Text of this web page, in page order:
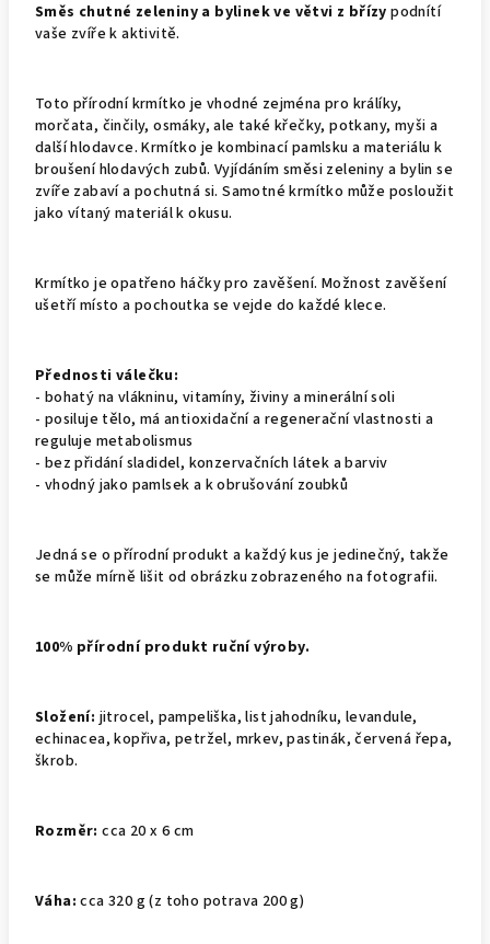
Směs chutné zeleniny a bylinek ve větvi z břízy podnítí
vaše zvíře k aktivitě.
Toto přírodní krmítko je vhodné zejména pro králíky,
morčata, činčily, osmáky, ale také křečky, potkany, myši a
další hlodavce. Krmítko je kombinací pamlsku a materiálu k
broušení hlodavých zubů. Vyjídáním směsi zeleniny a bylin se
zvíře zabaví a pochutná si. Samotné krmítko může posloužit
jako vítaný materiál k okusu.
Krmítko je opatřeno háčky pro zavěšení. Možnost zavěšení
ušetří místo a pochoutka se vejde do každé klece.
Přednosti válečku:
- bohatý na vlákninu, vitamíny, živiny a minerální soli
- posiluje tělo, má antioxidační a regenerační vlastnosti a
reguluje metabolismus
- bez přidání sladidel, konzervačních látek a barviv
- vhodný jako pamlsek a k obrušování zoubků
Jedná se o přírodní produkt a každý kus je jedinečný, takže
se může mírně lišit od obrázku zobrazeného na fotografii.
100% přírodní produkt ruční výroby.
Složení: jitrocel, pampeliška, list jahodníku, levandule,
echinacea, kopřiva, petržel, mrkev, pastinák, červená řepa,
škrob.
Rozměr: cca 20 x 6 cm
Váha: cca 320 g (z toho potrava 200 g)